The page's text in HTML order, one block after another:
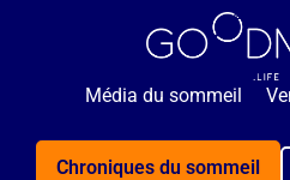
Média du sommeil
Chroniques du sommeil
🌙 Rejoignez 5 000+
GRATUITEMENT nos astuces